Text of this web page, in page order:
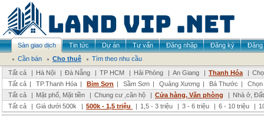
Sàn giao dịch Tin tức Dự án Tư vấn Đăng nhập Đăng ký
Đăng
Cần bán
Cho thuê
Tìm theo nhu cầu
Tất cả
| Hà Nội | Đà Nẵng | TP HCM | Hải Phòng | An Giang | Thanh Hóa |
Tất cả | TP.Thanh Hóa | Bỉm Sơn | Sầm Sơn | Quảng Xương | Bá Thước |
Tất cả
| Mặt phố, Mặt tiền | Chung cư ,căn hộ | Cửa hàng, Văn phòng | Nhà ở,
Tất cả
| Giá dưới 500k | 500k - 1,5 triệu | 1,5 - 3 triệu | 3 - 6 triệu | 6 - 10 triệu |